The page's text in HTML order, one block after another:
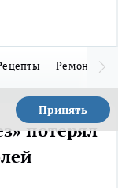
Ремонт
Принять
потерял